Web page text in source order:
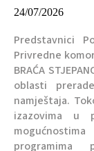
24/07/2026
Predstavnici
Privredne
BRAĆA
oblasti
namještaja.
izazovima u
programima